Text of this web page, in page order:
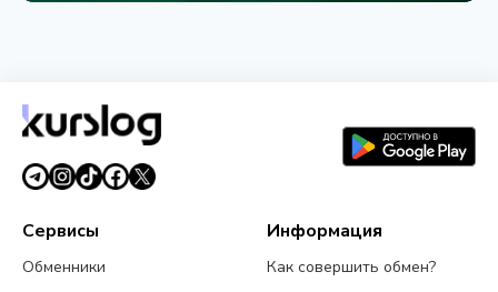
6 августа 2026 г.5 мин чтения
Сервисы
Обменники
Информация
Как совершить обмен?